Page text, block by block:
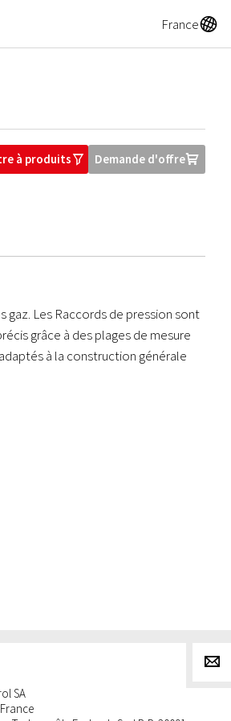
FranceA
à produitsO Demande d'offreU
gaz. Les Raccords de pression sont
grâce à des plages de mesure
à la construction générale
SA
g